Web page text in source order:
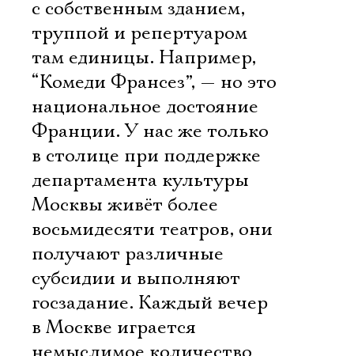
с собственным зданием,
труппой и репертуаром
там единицы. Например,
“Комеди Франсез”, — но это
национальное достояние
Франции. У нас же только
в столице при поддержке
департамента культуры
Москвы живёт более
восьмидесяти театров, они
получают различные
субсидии и выполняют
госзадание. Каждый вечер
в Москве играется